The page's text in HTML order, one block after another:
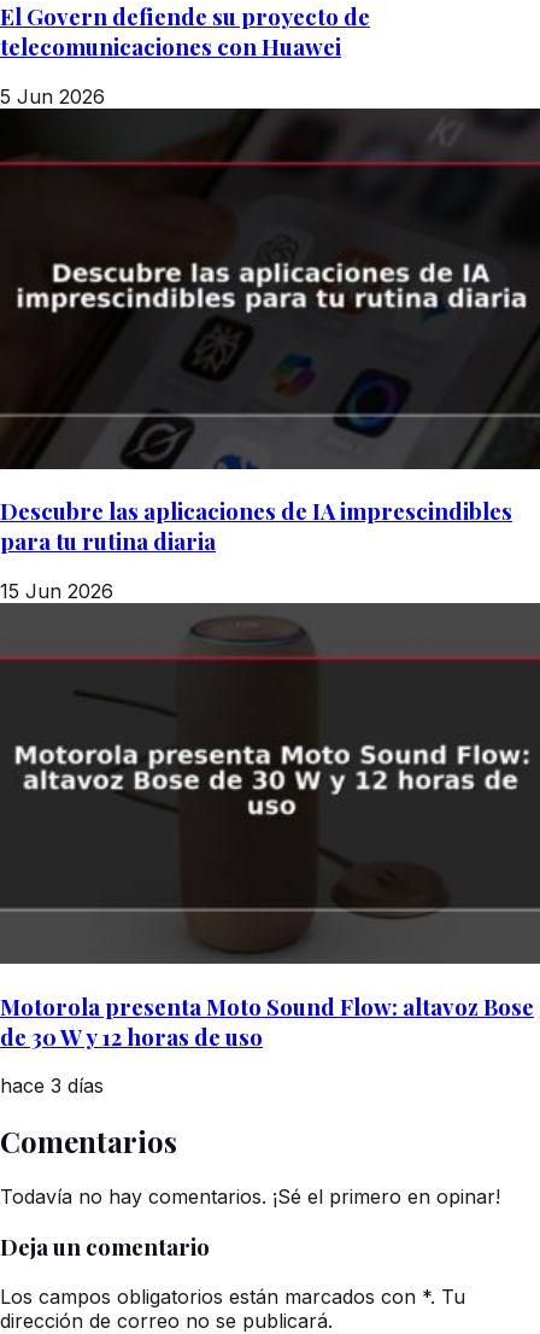
El Govern defiende su proyecto de
telecomunicaciones con Huawei
5 Jun 2026
Descubre las aplicaciones de IA imprescindibles
para tu rutina diaria
15 Jun 2026
Motorola presenta Moto Sound Flow: altavoz Bose
de 30 W y 12 horas de uso
hace 3 días
Comentarios
Todavía no hay comentarios. ¡Sé el primero en opinar!
Deja un comentario
Los campos obligatorios están marcados con *. Tu
dirección de correo no se publicará.